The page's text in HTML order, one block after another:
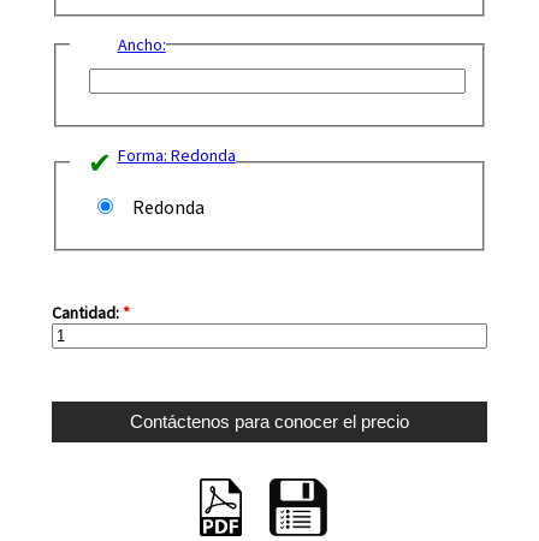
Ancho:
Forma: Redonda
Redonda
Cantidad:*